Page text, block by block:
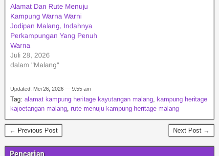
Alamat Dan Rute Menuju
Kampung Warna Warni
Jodipan Malang, Indahnya
Perkampungan Yang Penuh
Warna
Juli 28, 2026
dalam "Malang"
Updated: Mei 26, 2026 — 9:55 am
Tag: alamat kampung heritage kayutangan malang, kampung heritage
kajoetangan malang, rute menuju kampung heritage malang
← Previous Post Next Post →
Pencarian